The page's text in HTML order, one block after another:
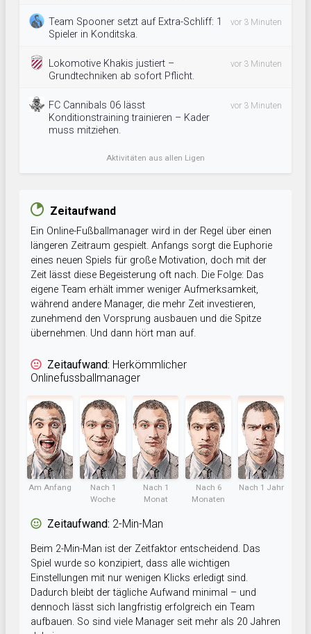
Team Spooner setzt auf Extra-Schliff: 1
Spieler in Konditska.
vor 3 Minuten
Lokomotive Khakis justiert –
Grundtechniken ab sofort Pflicht.
vor 3 Minuten
FC Cannibals 06 lässt
Konditionstraining trainieren – Kader
muss mitziehen.
vor 3 Minuten
Aktivitäten aus allen Ligen
Zeitaufwand
Ein Online-Fußballmanager wird in der Regel über einen
längeren Zeitraum gespielt. Anfangs sorgt die Euphorie
eines neuen Spiels für große Motivation, doch mit der
Zeit lässt diese Begeisterung oft nach. Die Folge: Das
eigene Team erhält immer weniger Aufmerksamkeit,
während andere Manager, die mehr Zeit investieren,
zunehmend den Vorsprung ausbauen und die Spitze
übernehmen. Und dann hört man auf.
Zeitaufwand: Herkömmlicher
Onlinefussballmanager
Am Anfang
Nach 1
Woche
Nach 1
Monat
Nach 6
Monaten
Nach 1 Jahr
Zeitaufwand: 2-Min-Man
Beim 2-Min-Man ist der Zeitfaktor entscheidend. Das
Spiel wurde so konzipiert, dass alle wichtigen
Einstellungen mit nur wenigen Klicks erledigt sind.
Dadurch bleibt der tägliche Aufwand minimal – und
dennoch lässt sich langfristig erfolgreich ein Team
aufbauen. So sind viele Manager seit mehr als 20 Jahren